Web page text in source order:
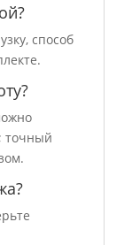
способ
точный